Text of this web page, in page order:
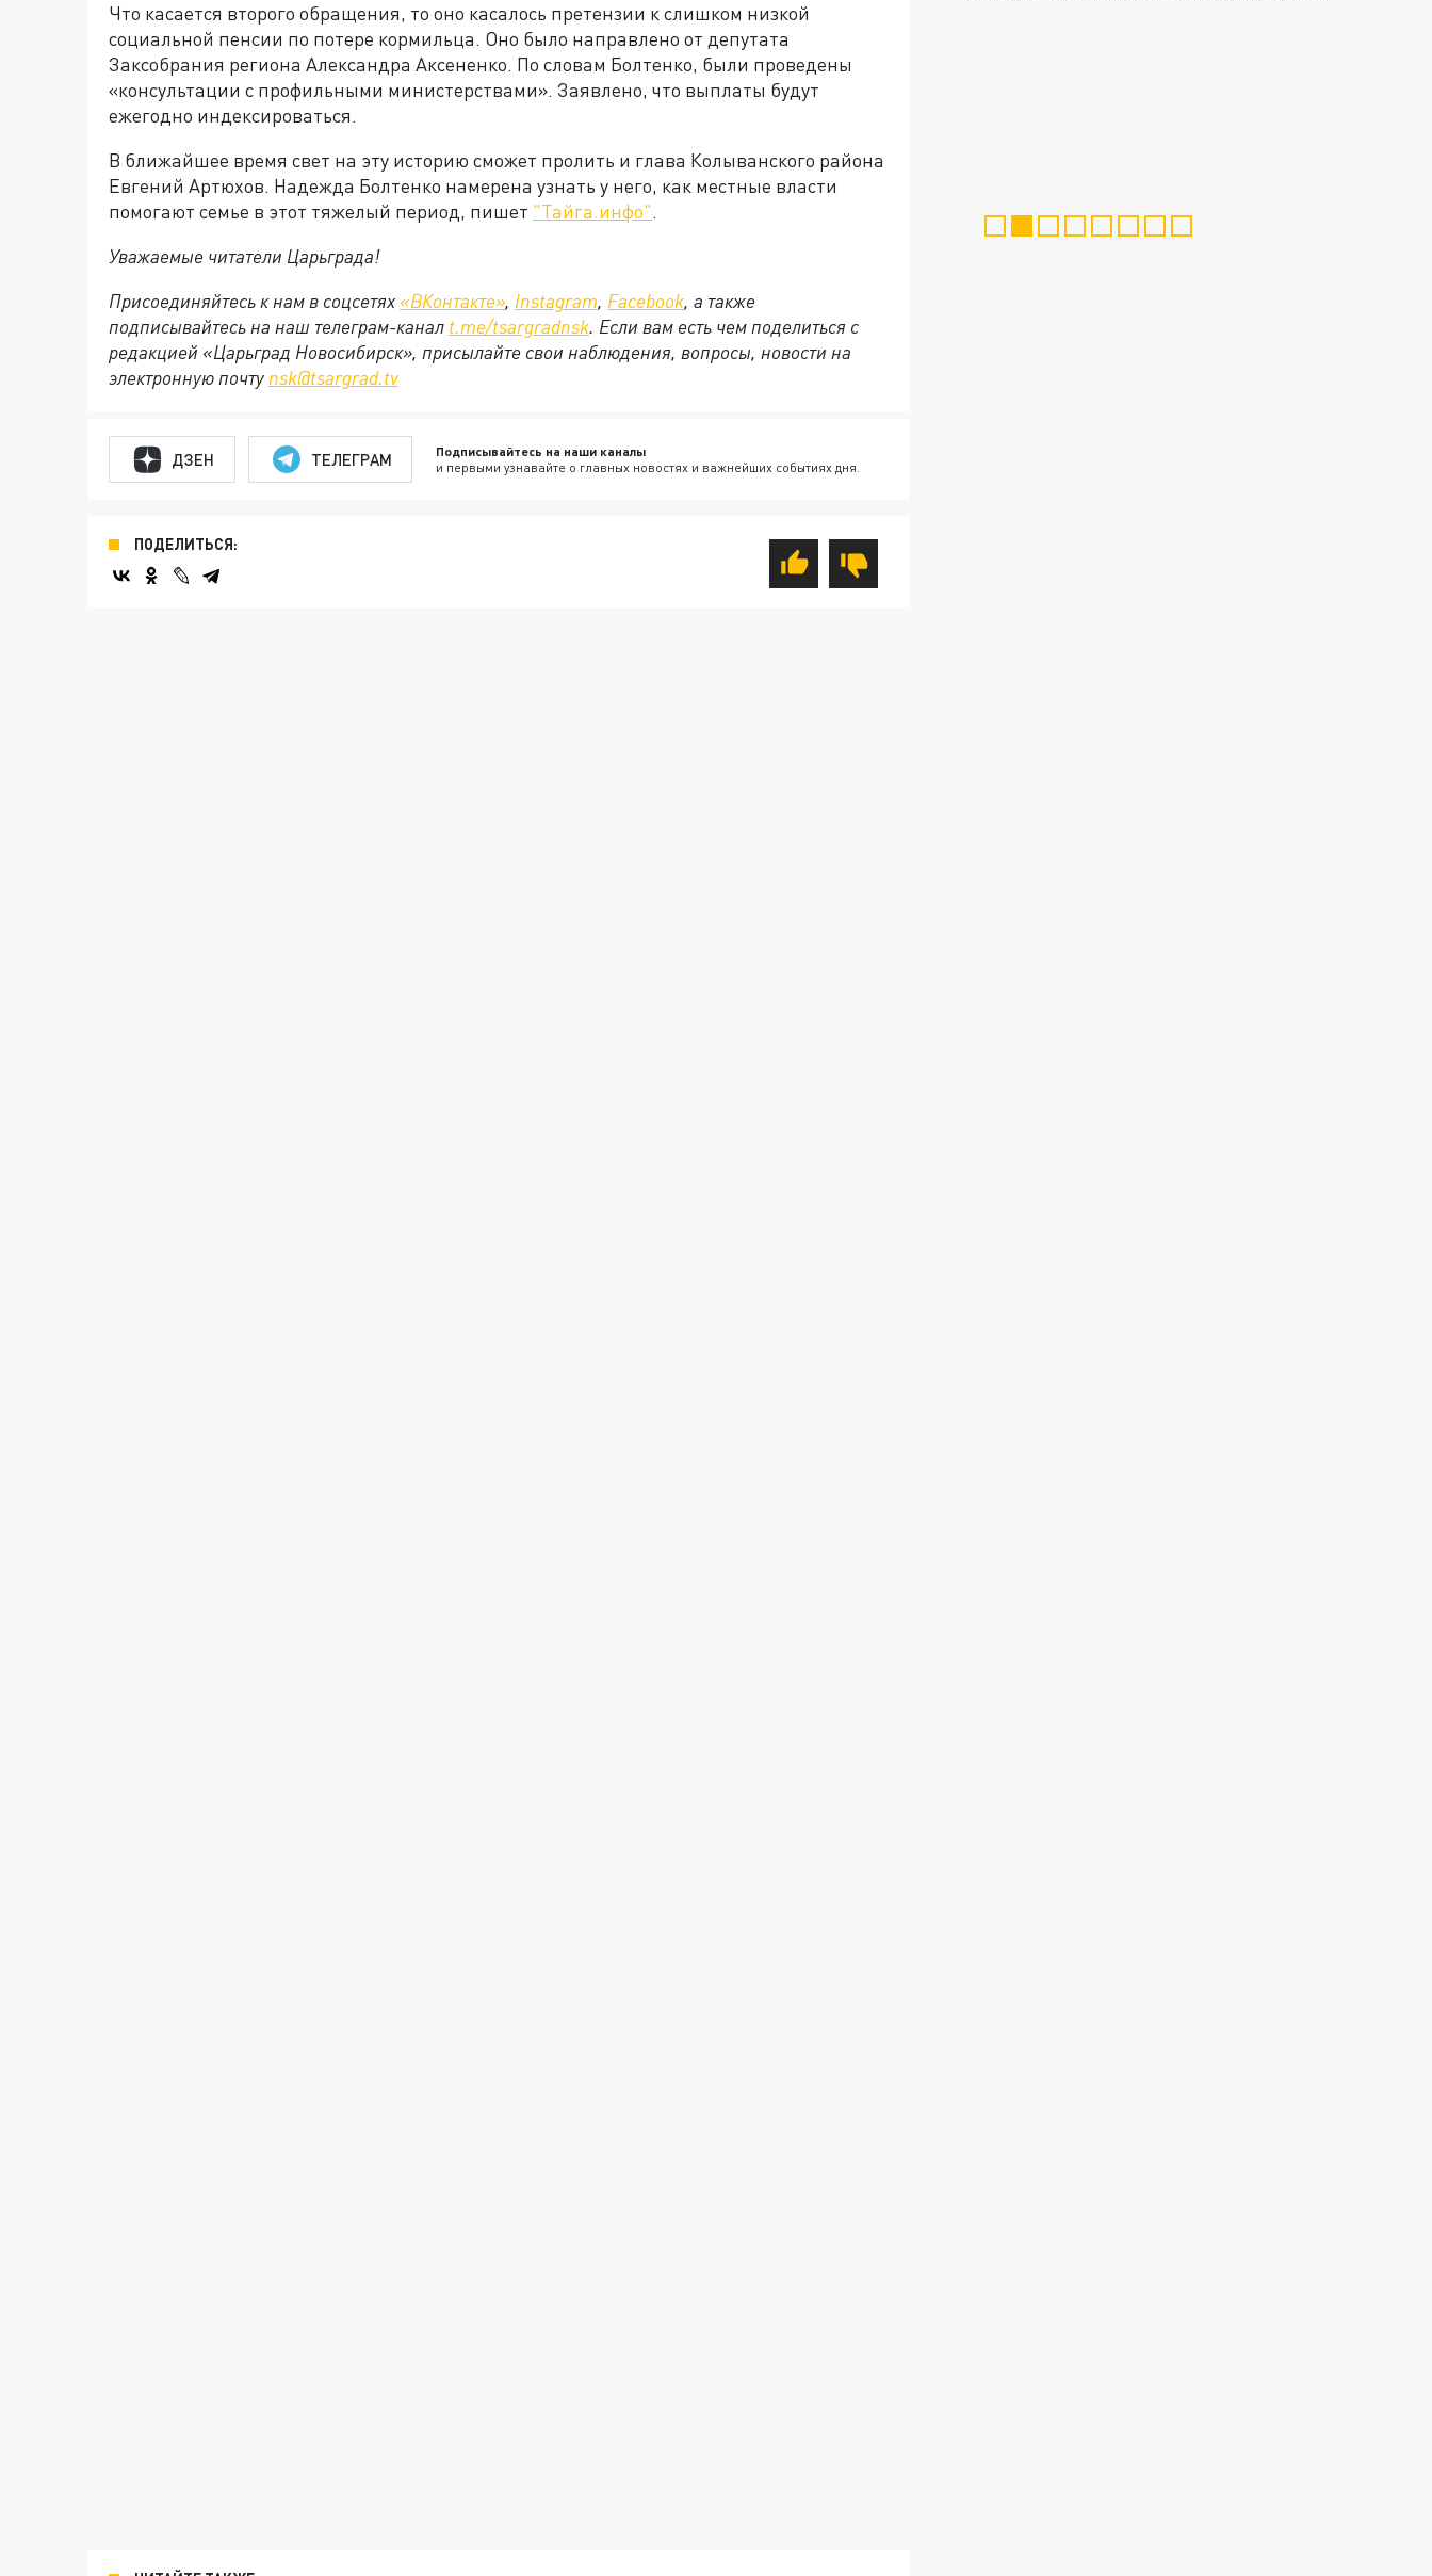
Что касается второго обращения, то оно касалось претензии к слишком низкой
социальной пенсии по потере кормильца. Оно было направлено от депутата
Заксобрания региона Александра Аксененко. По словам Болтенко, были проведены
«консультации с профильными министерствами». Заявлено, что выплаты будут
ежегодно индексироваться.
В ближайшее время свет на эту историю сможет пролить и глава Колыванского района
Евгений Артюхов. Надежда Болтенко намерена узнать у него, как местные власти
помогают семье в этот тяжелый период, пишет "Тайга.инфо".
Уважаемые читатели Царьграда!
Присоединяйтесь к нам в соцсетях «ВКонтакте», Instagram, Facebook, а также
подписывайтесь на наш телеграм-канал t.me/tsargradnsk. Если вам есть чем поделиться с
редакцией «Царьград Новосибирск», присылайте свои наблюдения, вопросы, новости на
электронную почту nsk@tsargrad.tv
ДЗЕН ТЕЛЕГРАМ Подписывайтесь на наши каналы
и первыми узнавайте о главных новостях и важнейших событиях дня.
ПОДЕЛИТЬСЯ: